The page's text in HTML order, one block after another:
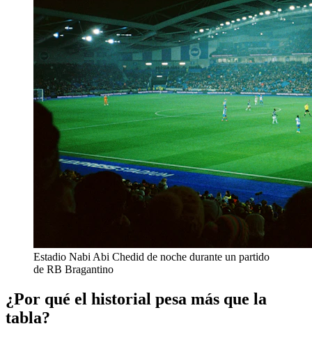
Estadio Nabi Abi Chedid de noche durante un partido
de RB Bragantino
¿Por qué el historial pesa más que la
tabla?